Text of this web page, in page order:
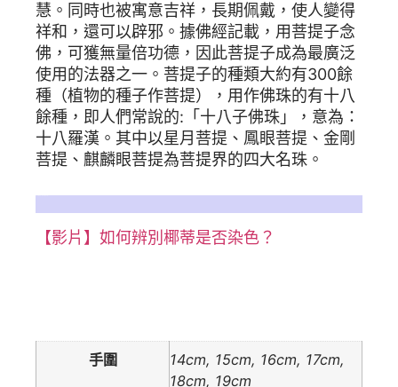
慧。同時也被寓意吉祥，長期佩戴，使人變得
祥和，還可以辟邪。據佛經記載，用菩提子念
佛，可獲無量倍功德，因此菩提子成為最廣泛
使用的法器之一。菩提子的種類大約有300餘
種（植物的種子作菩提），用作佛珠的有十八
餘種，即人們常說的:「十八子佛珠」，意為：
十八羅漢。其中以星月菩提、鳳眼菩提、金剛
菩提、麒麟眼菩提為菩提界的四大名珠。
【影片】如何辨別椰蒂是否染色？
手圍
14cm, 15cm, 16cm, 17cm,
18cm, 19cm